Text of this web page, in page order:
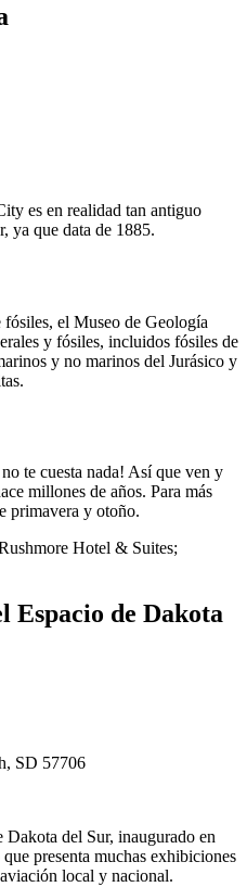
es en realidad tan antiguo
ya que data de 1885.
fósiles, el Museo de Geología
y fósiles, incluidos fósiles de
y no marinos del Jurásico y
te cuesta nada! Así que ven y
millones de años. Para más
primavera y otoño.
Hotel & Suites;
Espacio de Dakota
SD 57706
del Sur, inaugurado en
presenta muchas exhibiciones
local y nacional.